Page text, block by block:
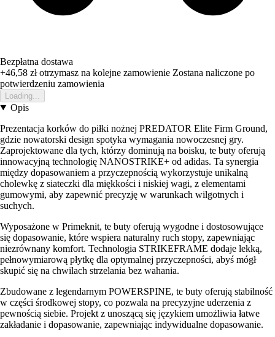
Bezpłatna dostawa
+46,58 złotrzymasz na kolejne zamowienie Zostana naliczone po
potwierdzeniu zamowienia
Loading...
Opis
Prezentacja korków do piłki nożnej PREDATOR Elite Firm Ground,
gdzie nowatorski design spotyka wymagania nowoczesnej gry.
Zaprojektowane dla tych, którzy dominują na boisku, te buty oferują
innowacyjną technologię NANOSTRIKE+ od adidas. Ta synergia
między dopasowaniem a przyczepnością wykorzystuje unikalną
cholewkę z siateczki dla miękkości i niskiej wagi, z elementami
gumowymi, aby zapewnić precyzję w warunkach wilgotnych i
suchych.
Wyposażone w Primeknit, te buty oferują wygodne i dostosowujące
się dopasowanie, które wspiera naturalny ruch stopy, zapewniając
niezrównany komfort. Technologia STRIKEFRAME dodaje lekką,
pełnowymiarową płytkę dla optymalnej przyczepności, abyś mógł
skupić się na chwilach strzelania bez wahania.
Zbudowane z legendarnym POWERSPINE, te buty oferują stabilność
w części środkowej stopy, co pozwala na precyzyjne uderzenia z
pewnością siebie. Projekt z unoszącą się językiem umożliwia łatwe
zakładanie i dopasowanie, zapewniając indywidualne dopasowanie.